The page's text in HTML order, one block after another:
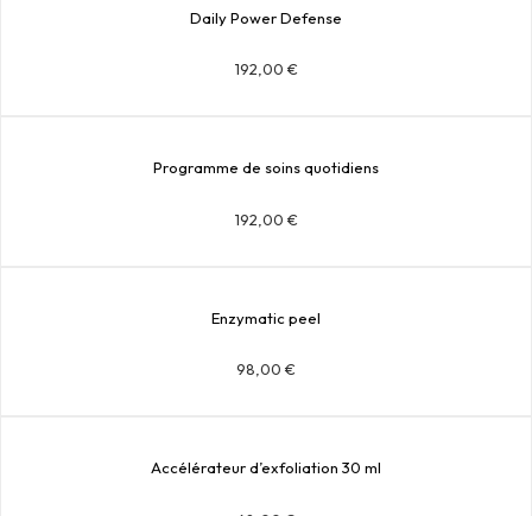
Daily Power Defense
192,00 €
Programme de soins quotidiens
192,00 €
Enzymatic peel
98,00 €
Accélérateur d’exfoliation 30 ml